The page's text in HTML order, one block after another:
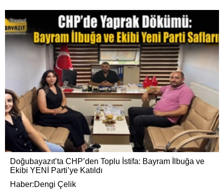
Doğubayazıt’ta CHP’den Toplu İstifa: Bayram İlbuğa ve
Ekibi YENİ Parti’ye Katıldı
Haber:Dengi Çelik